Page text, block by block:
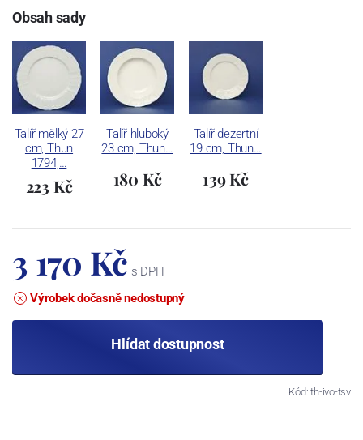
Obsah sady
Talíř mělký 27
cm, Thun
1794,…
223 Kč
Talíř hluboký
23 cm, Thun…
180 Kč
Talíř dezertní
19 cm, Thun…
139 Kč
3 170 Kč s DPH
Výrobek dočasně nedostupný
Hlídat dostupnost
Kód: th-ivo-tsv